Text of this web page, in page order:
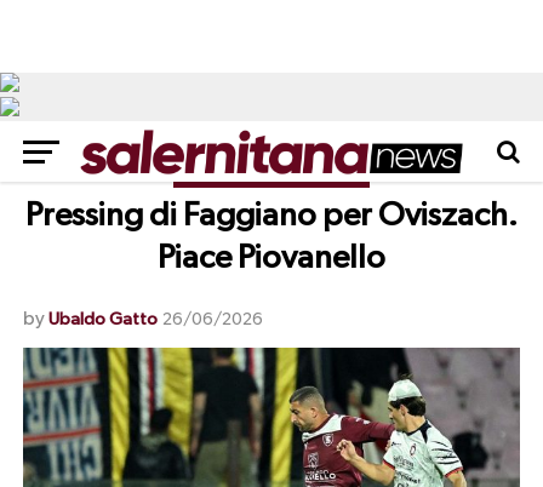
CALCIOMERCATO
Pressing di Faggiano per Oviszach.
Piace Piovanello
by Ubaldo Gatto 26/06/2026